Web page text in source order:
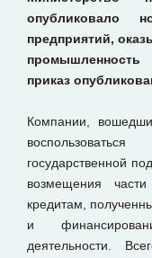
опубликовало
предприятий,
приказ
Компании,
государственной
возмещения
кредитам,
и
деятельности.